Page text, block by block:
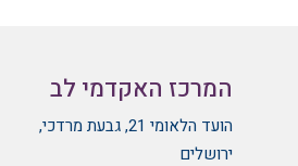
המרכז האקדמי לב
הועד הלאומי 21, גבעת מרדכי,
ירושלים